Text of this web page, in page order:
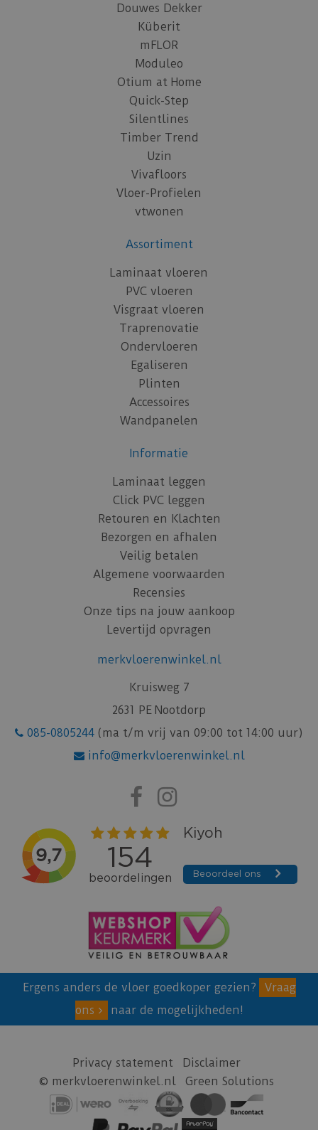
Douwes Dekker
Küberit
mFLOR
Moduleo
Otium at Home
Quick-Step
Silentlines
Timber Trend
Uzin
Vivafloors
Vloer-Profielen
vtwonen
Assortiment
Laminaat vloeren
PVC vloeren
Visgraat vloeren
Traprenovatie
Ondervloeren
Egaliseren
Plinten
Accessoires
Wandpanelen
Informatie
Laminaat leggen
Click PVC leggen
Retouren en Klachten
Bezorgen en afhalen
Veilig betalen
Algemene voorwaarden
Recensies
Onze tips na jouw aankoop
Levertijd opvragen
merkvloerenwinkel.nl
Kruisweg 7
2631 PE Nootdorp
085-0805244 (ma t/m vrij van 09:00 tot 14:00 uur)
info@merkvloerenwinkel.nl
Ergens anders de vloer goedkoper gezien?
Vraag
ons
naar de mogelijkheden!
Privacy statement
Disclaimer
© merkvloerenwinkel.nl
Green Solutions